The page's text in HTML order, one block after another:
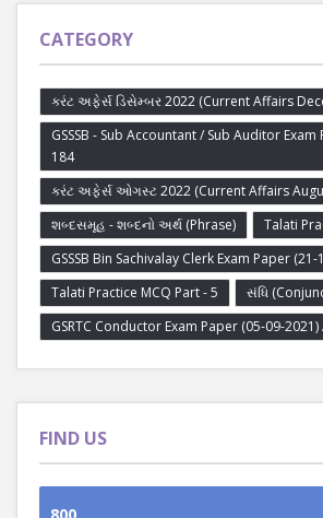
CATEGORY
કરંટ અફેર્સ ડિસેમ્બર 2022 (Current Affairs
GSSSB - Sub Accountant / Sub Auditor
184
કરંટ અફેર્સ ઓગસ્ટ 2022 (Current Affairs
શબ્દસમૂહ - શબ્દનો અર્થ (Phrase)
Talati
GSSSB Bin Sachivalay Clerk Exam Paper
Talati Practice MCQ Part - 5
સંધિ
GSRTC Conductor Exam Paper (05-09-2021)
FIND US
800